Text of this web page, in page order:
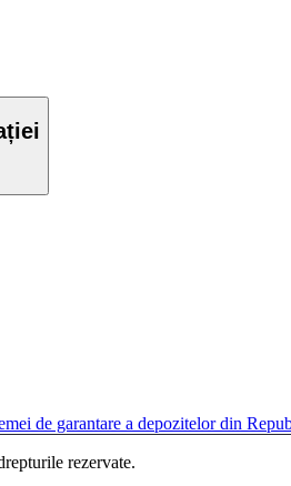
de garantare a depozitelor din
rezervate.